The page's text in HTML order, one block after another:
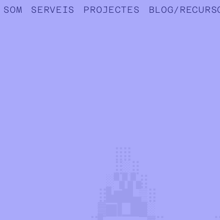
SERVEIS PROJECTES BLOG/